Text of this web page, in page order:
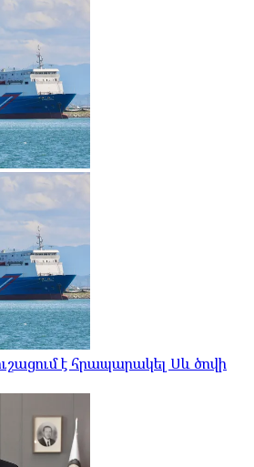
է հրապարակել Սև ծովի